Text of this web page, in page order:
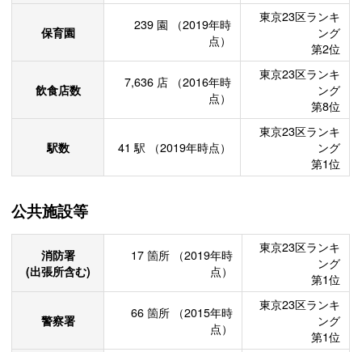
保育園 239 園
（2019年時
点）
東京23区ランキ
ング
第2位
飲食店数 7,636 店
（2016年時
点）
東京23区ランキ
ング
第8位
駅数 41 駅 （2019年時点）
東京23区ランキ
ング
第1位
公共施設等
消防署
(出張所含む)
17 箇所
（2019年時
点）
東京23区ランキ
ング
第1位
警察署 66 箇所
（2015年時
点）
東京23区ランキ
ング
第1位